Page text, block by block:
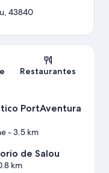
43840
Restaurantes
PortAventura
- 3.5 km
de Salou
km